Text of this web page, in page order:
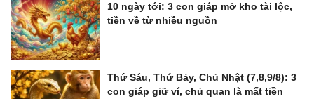
10 ngày tới: 3 con giáp mở kho tài lộc,
tiền về từ nhiều nguồn
Thứ Sáu, Thứ Bảy, Chủ Nhật (7,8,9/8): 3
con giáp giữ ví, chủ quan là mất tiền